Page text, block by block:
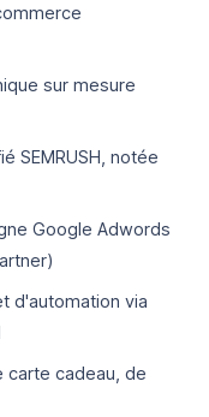
sur mesure
SEMRUSH, notée
Google Adwords
d'automation via
carte cadeau, de